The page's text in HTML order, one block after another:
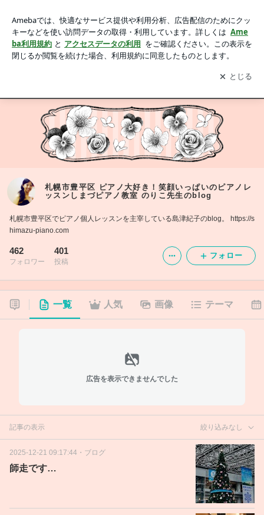
しまづピアノ教室 のりこ先生のblog
アプリをダウンロードして ブログの更新通知
を受け取りまし
ょう。
開く
札幌市豊平区 ピアノ大好き！笑顔いっぱいのピアノレ
ッスンしまづピアノ教室 のりこ先生のblog
札幌市豊平区でピアノ個人レッスンを主宰している島津紀子のblog。 https://s
himazu-piano.com
462
フォロワー
401
投稿
フォロー
一覧 人気 画像 テーマ
広告を表示できませんでした
記事の表示 絞り込みなし
2025-12-21 09:17:44 ・ ブログ
師走です…